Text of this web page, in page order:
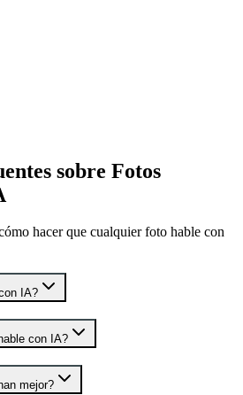
sobre Fotos
hacer que cualquier foto hable con
IA?
con IA?
mejor?